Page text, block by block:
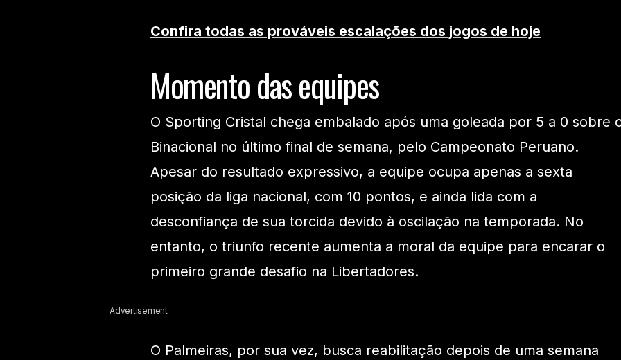
Confira todas as prováveis escalações dos jogos de hoje
Momento das equipes
O Sporting Cristal chega embalado após uma goleada por 5 a 0 sobre
Binacional no último final de semana, pelo Campeonato Peruano.
Apesar do resultado expressivo, a equipe ocupa apenas a sexta
posição da liga nacional, com 10 pontos, e ainda lida com a
desconfiança de sua torcida devido à oscilação na temporada. No
entanto, o triunfo recente aumenta a moral da equipe para encarar o
primeiro grande desafio na Libertadores.
Advertisement
O Palmeiras, por sua vez, busca reabilitação depois de uma semana